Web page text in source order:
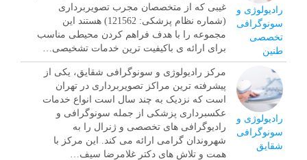
رادیولوژی و
سونوگرافی
تخصصی
طنین
غیبی که از متخصصان مجرب تصویربرداری
(شماره نظام پزشکی: 121562) هستند این
مجموعه را با هدف فراهم کردن محیطی مناسب
برای ارائه ی باکیفیت ترین خدمات تشخیصی…
رادیولوژی و
سونوگرافی
شقایق
مرکز رادیولوژی و سونوگرافی شقایق، یکی از
پیشرفته ترین مراکز تصویربرداری در تهران
است که نزدیک به چند سال است انواع خدمات
عکسبرداری پزشکی از جمله سونوگرافی و
رادیوگرافی های تخصصی و ژنرال را به
شهروندان گرامی ارائه می کند. این مرکز با
همت و تلاش های دکتر غلامرضا سیف…